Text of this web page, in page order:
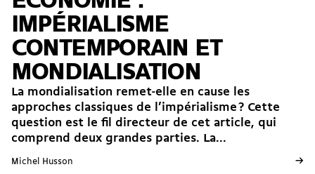
IMPÉRIALISME
CONTEMPORAIN ET
MONDIALISATION
La mondialisation remet-elle en cause les
approches classiques de l’impérialisme ? Cette
question est le fil directeur de cet article, qui
comprend deux grandes parties. La...
Michel Husson →